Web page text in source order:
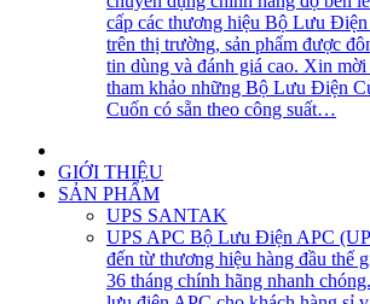
cấp các thương hiệu Bộ Lưu
trên thị trường, sản phẩm được
tin dùng và đánh giá cao. Xin
tham khảo những Bộ Lưu Điện
Cuốn có sẵn theo công suất…
GIỚI THIỆU
SẢN PHẨM
UPS SANTAK
UPS APC Bộ Lưu Điện APC
đến từ thương hiệu hàng đầu thế
36 tháng chính hãng nhanh